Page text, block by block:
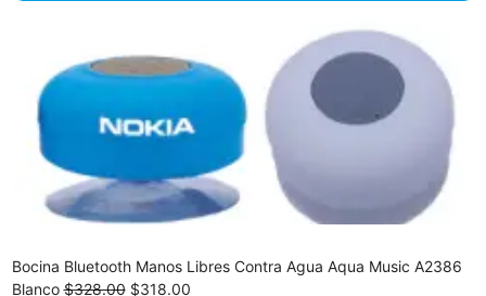
Bocina Bluetooth Manos Libres Contra Agua Aqua Music A2386
Blanco$328.00 Original
$318.00Current